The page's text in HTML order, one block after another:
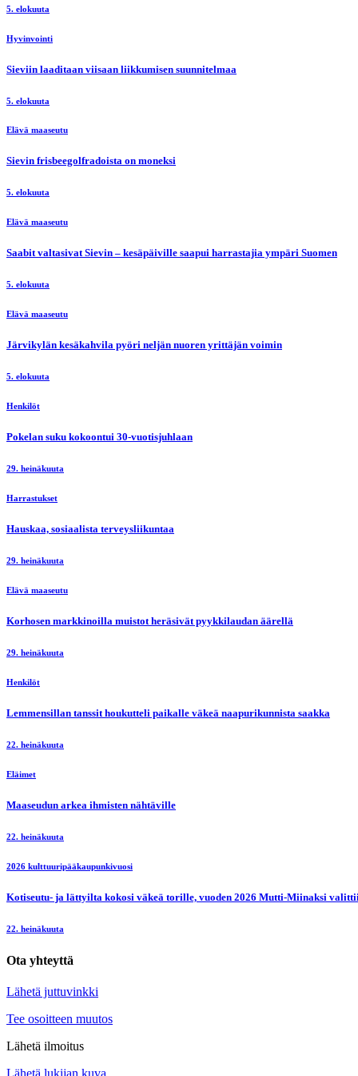
5. elokuuta
Hyvinvointi
Sieviin laaditaan viisaan liikkumisen suunnitelmaa
5. elokuuta
Elävä maaseutu
Sievin frisbeegolfradoista on moneksi
5. elokuuta
Elävä maaseutu
Saabit valtasivat Sievin – kesäpäiville saapui harrastajia ympäri Suomen
5. elokuuta
Elävä maaseutu
Järvikylän kesäkahvila pyöri neljän nuoren yrittäjän voimin
5. elokuuta
Henkilöt
Pokelan suku kokoontui 30-vuotisjuhlaan
29. heinäkuuta
Harrastukset
Hauskaa, sosiaalista terveysliikuntaa
29. heinäkuuta
Elävä maaseutu
Korhosen markkinoilla muistot heräsivät pyykkilaudan äärellä
29. heinäkuuta
Henkilöt
Lemmensillan tanssit houkutteli paikalle väkeä naapurikunnista saakka
22. heinäkuuta
Eläimet
Maaseudun arkea ihmisten nähtäville
22. heinäkuuta
2026 kulttuuripääkaupunkivuosi
Kotiseutu- ja lättyilta kokosi väkeä torille, vuoden 2026 Mutti-Miinaksi
22. heinäkuuta
Ota yhteyttä
Lähetä juttuvinkki
Tee osoitteen muutos
Lähetä ilmoitus
Lähetä lukijan kuva